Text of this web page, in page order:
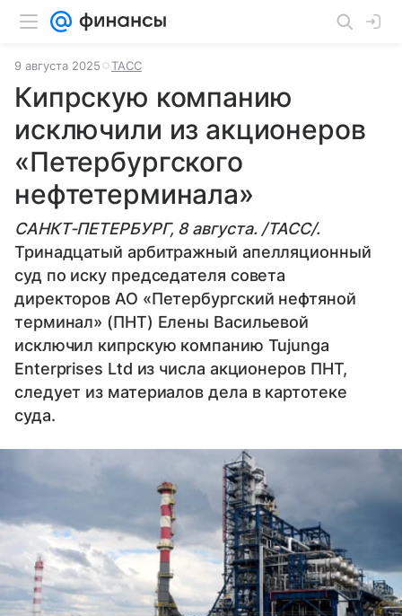
9 августа 2025 ТАСС
Кипрскую компанию
исключили из акционеров
«Петербургского
нефтетерминала»
САНКТ-ПЕТЕРБУРГ, 8 августа. /ТАСС/.
Тринадцатый арбитражный апелляционный
суд по иску председателя совета
директоров АО «Петербургский нефтяной
терминал» (ПНТ) Елены Васильевой
исключил кипрскую компанию Tujunga
Enterprises Ltd из числа акционеров ПНТ,
следует из материалов дела в картотеке
суда.